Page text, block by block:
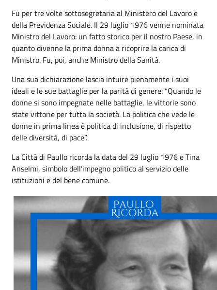
Fu per tre volte sottosegretaria al Ministero del Lavoro e
della Previdenza Sociale. Il 29 luglio 1976 venne nominata
Ministro del Lavoro: un fatto storico per il nostro Paese, in
quanto divenne la prima donna a ricoprire la carica di
Ministro. Fu, poi, anche Ministro della Sanità.
Una sua dichiarazione lascia intuire pienamente i suoi
ideali e le sue battaglie per la parità di genere: “Quando le
donne si sono impegnate nelle battaglie, le vittorie sono
state vittorie per tutta la società. La politica che vede le
donne in prima linea è politica di inclusione, di rispetto
delle diversità, di pace”.
La Città di Paullo ricorda la data del 29 luglio 1976 e Tina
Anselmi, simbolo dell’impegno politico al servizio delle
istituzioni e del bene comune.